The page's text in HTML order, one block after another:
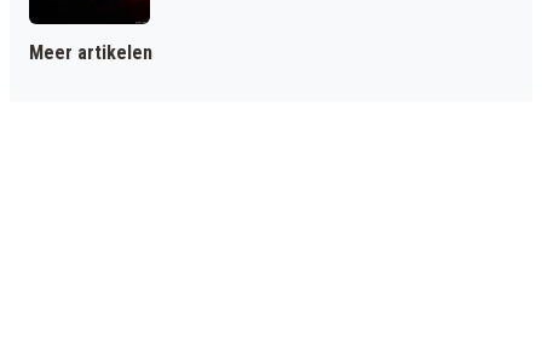
Meer artikelen